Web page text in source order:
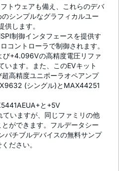
トウェアも備え、これらのデバ
シンプルなグラフィカルユー
します。
制御インタフェースを提供す
コントローラで制御されます。
び+4.096Vの高精度電圧リファ
ます。また、このEVキット
高精度ユニポーラオペアンプ
(シングル)とMAX44251
と+5V
いますが、同じファミリの他
ができます。フルデータシー
パチブルデバイスの無料サンプ
ださい。